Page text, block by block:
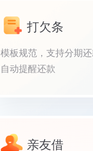
打欠条
模板规范，支持分期
自动提醒还款
亲友借